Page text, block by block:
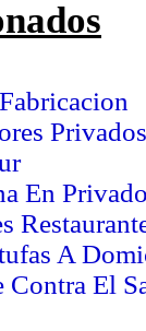
Privados
En
A
Contra El